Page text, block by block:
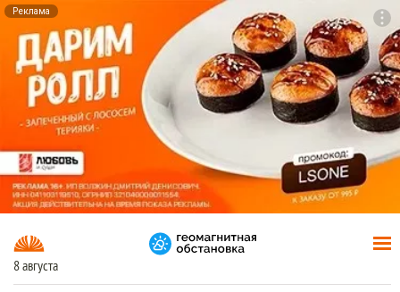
Реклама
8 августа